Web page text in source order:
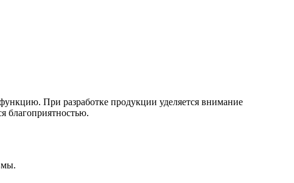
При разработке продукции уделяется внимание
благоприятностью.